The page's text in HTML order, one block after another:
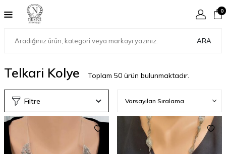
ARA
0
Telkari Kolye Toplam 50 ürün bulunmaktadır.
Filtre